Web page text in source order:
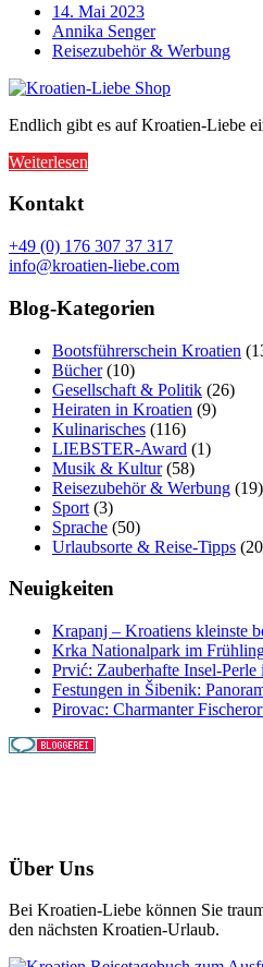
14. Mai 2023
Annika Senger
Reisezubehör & Werbung
Endlich gibt es auf Kroatien-Liebe
Weiterlesen
Kontakt
+49 (0) 176 307 37 317
info@kroatien-liebe.com
Blog-Kategorien
Bootsführerschein Kroatien
Bücher(10)
Gesellschaft & Politik (26)
Heiraten in Kroatien (9)
Kulinarisches (116)
LIEBSTER-Award (1)
Musik & Kultur(58)
Reisezubehör & Werbung (19)
Sport (3)
Sprache (50)
Urlaubsorte & Reise-Tipps
Neuigkeiten
Krapanj – Kroatiens kleinste
Krka Nationalpark im
Prvić: Zauberhafte Insel-
Festungen in Šibenik:
Pirovac: Charmanter
Über Uns
Bei Kroatien-Liebe können Sie
den nächsten Kroatien-Urlaub.